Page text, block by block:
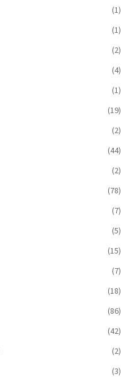
(1)
(1)
(2)
(4)
(1)
(19)
(2)
(44)
(2)
(78)
(7)
(5)
(15)
(7)
(18)
(86)
(42)
(2)
(3)